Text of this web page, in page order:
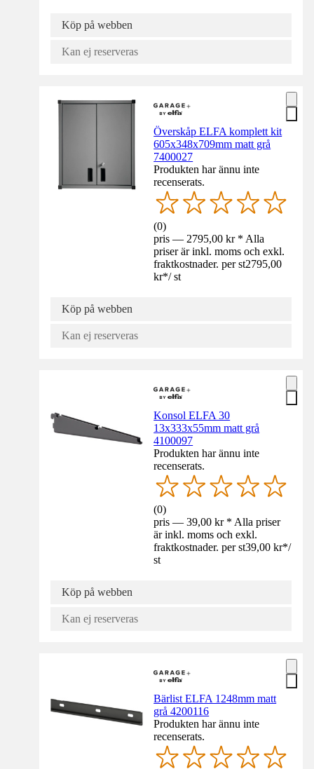
Köp på webben
Kan ej reserveras
Överskåp ELFA komplett kit
605x348x709mm matt grå
7400027
Produkten har ännu inte
recenserats.
(0)
pris — 2795,00 kr * Alla
priser är inkl. moms och exkl.
fraktkostnader. per st2795,00
kr*/ st
Köp på webben
Kan ej reserveras
Konsol ELFA 30
13x333x55mm matt grå
4100097
Produkten har ännu inte
recenserats.
(0)
pris — 39,00 kr * Alla priser
är inkl. moms och exkl.
fraktkostnader. per st39,00 kr*/
st
Köp på webben
Kan ej reserveras
Bärlist ELFA 1248mm matt
grå 4200116
Produkten har ännu inte
recenserats.